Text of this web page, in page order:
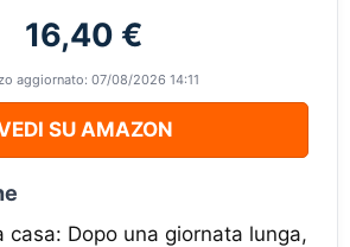
16,40 €
aggiornato: 07/08/2026 14:11
SU AMAZON
casa: Dopo una giornata lunga,